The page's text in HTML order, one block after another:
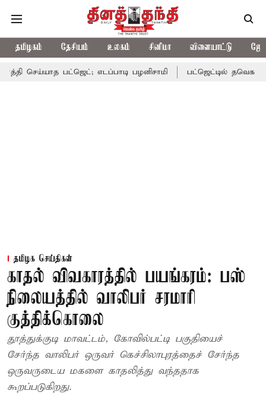
தமிழகம் தேசியம் உலகம் சினிமா விளையாட்டு
பட்ஜெட்; எடப்பாடி பழனிசாமி பட்ஜெட்டில் தவெக அரசின்
தமிழக செய்திகள்
காதல் விவகாரத்தில் பயங்கரம்: பஸ்
நிலையத்தில் வாலிபர் சரமாரி
குத்திக்கொலை
தூத்துக்குடி மாவட்டம், கோவில்பட்டி பகுதியைச்
சேர்ந்த வாலிபர் ஒருவர் கெச்சிலாபுரத்தைச் சேர்ந்த
ஒருவருடைய மகளை காதலித்து வந்ததாக
கூறப்படுகிறது.